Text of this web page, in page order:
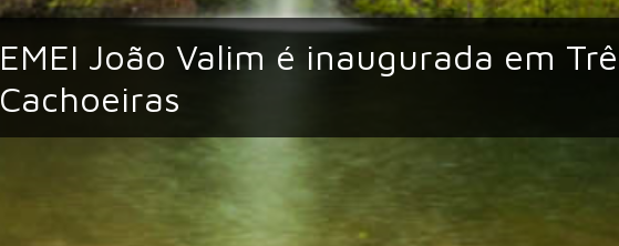
EMEI João Valim é inaugurada em
Cachoeiras